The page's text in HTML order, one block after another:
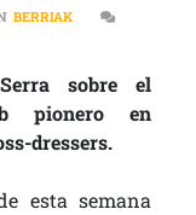
BERRIAK
HA HECHO UN
sobre el
pionero en
dressers.
esta semana